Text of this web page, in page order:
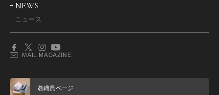
NEWS
ニュース
MAIL MAGAZINE
教職員ページ